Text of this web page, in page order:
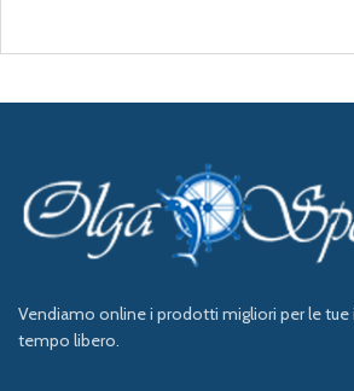
Vendiamo online i prodotti migliori per le
tempo libero.